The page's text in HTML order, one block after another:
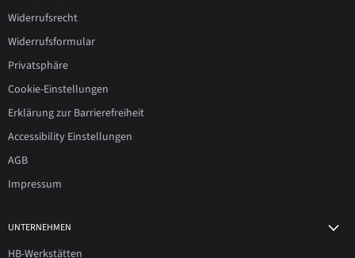
Widerrufsrecht
Widerrufsformular
Privatsphäre
Cookie-Einstellungen
Erklärung zur Barrierefreiheit
Accessibility Einstellungen
AGB
Impressum
UNTERNEHMEN
HB-Werkstätten